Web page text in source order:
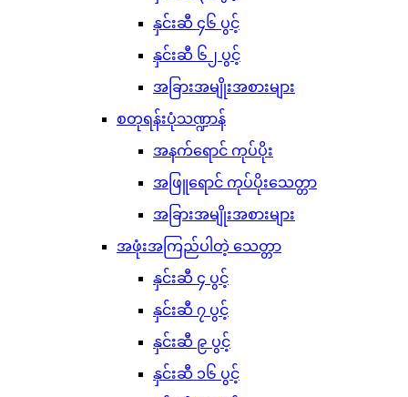
နှင်းဆီ ၄၆ ပွင့်
နှင်းဆီ ၆၂ ပွင့်
အခြားအမျိုးအစားများ
စတုရန်းပုံသဏ္ဍာန်
အနက်ရောင် ကုပ်ပိုး
အဖြူရောင် ကုပ်ပိုးသေတ္တာ
အခြားအမျိုးအစားများ
အဖုံးအကြည်ပါတဲ့ သေတ္တာ
နှင်းဆီ ၄ ပွင့်
နှင်းဆီ ၇ ပွင့်
နှင်းဆီ ၉ ပွင့်
နှင်းဆီ ၁၆ ပွင့်